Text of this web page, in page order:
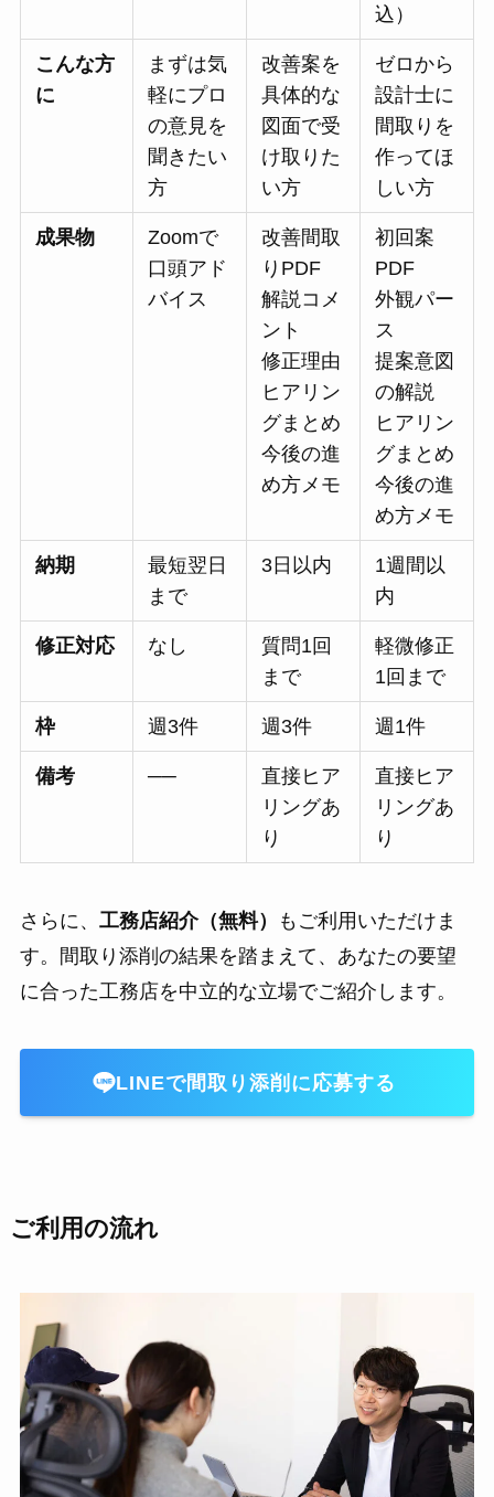
込）
こんな方
に
まずは気
軽にプロ
の意見を
聞きたい
方
改善案を
具体的な
図面で受
け取りた
い方
ゼロから
設計士に
間取りを
作ってほ
しい方
成果物
Zoomで
口頭アド
バイス
改善間取
りPDF
解説コメ
ント
修正理由
ヒアリン
グまとめ
今後の進
め方メモ
初回案
PDF
外観パー
ス
提案意図
の解説
ヒアリン
グまとめ
今後の進
め方メモ
納期
最短翌日
まで
3日以内
1週間以
内
修正対応 なし
質問1回
まで
軽微修正
1回まで
枠 週3件 週3件 週1件
備考 ──
直接ヒア
リングあ
り
直接ヒア
リングあ
り
さらに、 工務店紹介（無料）
もご利用いただけま
す。間取り添削の結果を踏まえて、あなたの要望
に合った工務店を中立的な立場でご紹介します。
LINEで間取り添削に応募する
ご利用の流れ